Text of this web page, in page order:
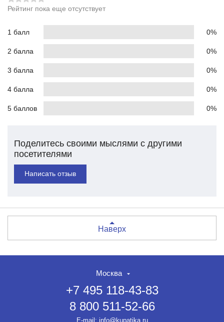
НЕТ СКИДКИ НА ТОВАР?!
ОФОРМЛЯЙТЕ ЗАКАЗ И
Рейтинг пока еще отсутствует
1 балл 0%
2 балла 0%
3 балла 0%
4 балла 0%
5 баллов 0%
Поделитесь своими мыслями с другими
посетителями
Написать отзыв
Наверх
Москва
+7 495 118-43-83
8 800 511-52-66
E-mail: info@kupatika.ru